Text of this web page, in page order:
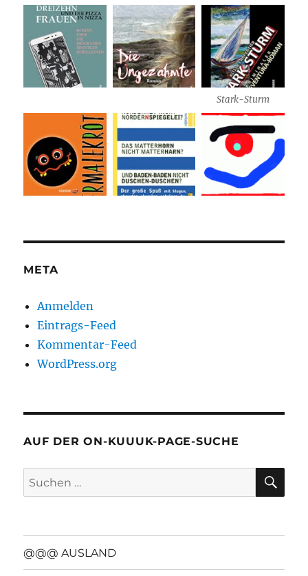
Stark-Sturm
META
Anmelden
Eintrags-Feed
Kommentar-Feed
WordPress.org
AUF DER ON-KUUUK-PAGE-SUCHE
Suchen
nach:
@@@ AUSLAND